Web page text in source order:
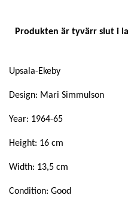
Produkten är tyvärr slut i
Upsala-Ekeby
Design: Mari Simmulson
Year: 1964-65
Height: 16 cm
Width: 13,5 cm
Condition: Good